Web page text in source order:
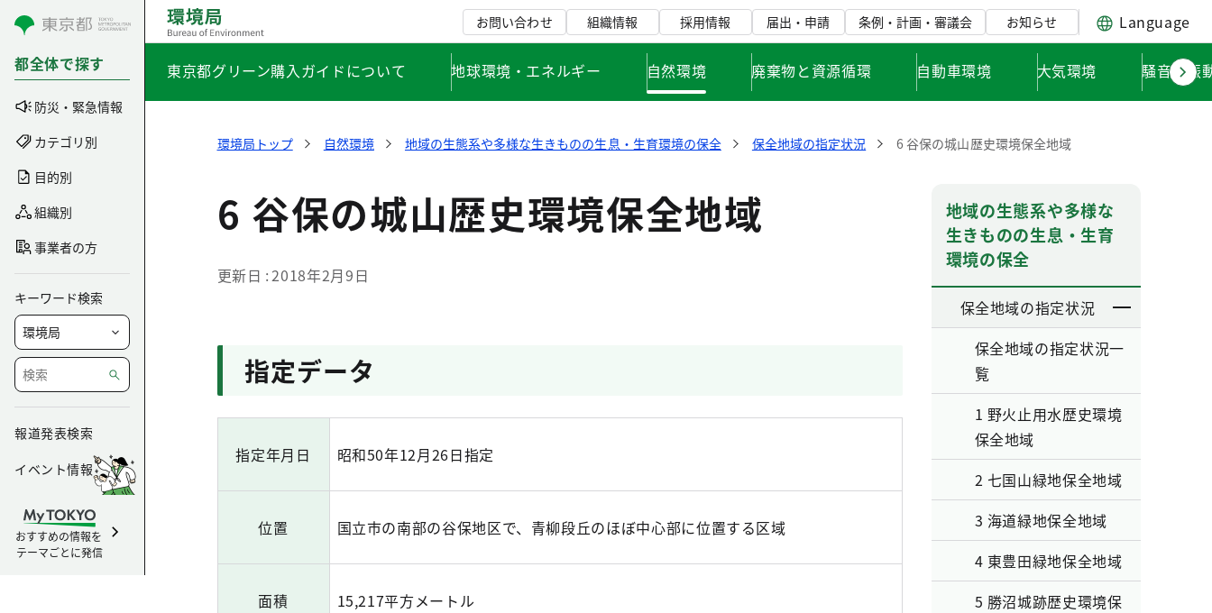
コンテンツにスキップ
都全体で探す
防災・緊急情報
カテゴリ別
目的別
組織別
事業者の方
キーワード検索
報道発表検索
イベント情報
おすすめの情報を
テーマごとに発信
お問い合わせ 組織情報 採用情報 届出・申請 条例・計画・審議会 お知らせ Language
東京都グリーン購入ガイドについて 地球環境・エネルギー 自然環境 廃棄物と資源循環 自動車環境 大気環境 騒音・振
環境局トップ 自然環境 地域の生態系や多様な生きものの生息・生育環境の保全 保全地域の指定状況 6 谷保の城山歴史環境保全地域
6 谷保の城山歴史環境保全地域
更新日 2018年2月9日
指定データ
指定年月日 昭和50年12月26日指定
位置 国立市の南部の谷保地区で、青柳段丘のほぼ中心部に位置する区域
面積 15,217平方メートル
地域の生態系や多様な
生きものの生息・生育
環境の保全
保全地域の指定状況
保全地域の指定状況一
覧
1 野火止用水歴史環境
保全地域
2 七国山緑地保全地域
3 海道緑地保全地域
4 東豊田緑地保全地域
5 勝沼城跡歴史環境保